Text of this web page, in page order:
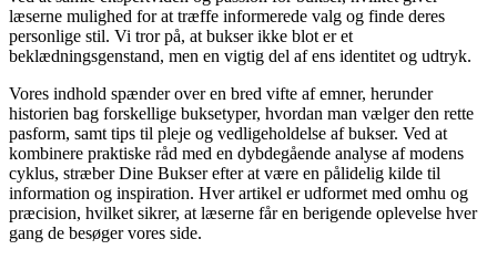
læserne mulighed for at træffe informerede valg og finde deres
personlige stil. Vi tror på, at bukser ikke blot er et
beklædningsgenstand, men en vigtig del af ens identitet og udtryk.
Vores indhold spænder over en bred vifte af emner, herunder
historien bag forskellige buksetyper, hvordan man vælger den rette
pasform, samt tips til pleje og vedligeholdelse af bukser. Ved at
kombinere praktiske råd med en dybdegående analyse af modens
cyklus, stræber Dine Bukser efter at være en pålidelig kilde til
information og inspiration. Hver artikel er udformet med omhu og
præcision, hvilket sikrer, at læserne får en berigende oplevelse hver
gang de besøger vores side.